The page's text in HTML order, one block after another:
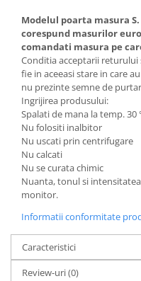
Modelul poarta masura
corespund masurilor
comandati masura pe
Conditia acceptarii returului
fie in aceeasi stare in care
nu prezinte semne de
Ingrijirea produsului:
Spalati de mana la temp. 30
Nu folositi inalbitor
Nu uscati prin centrifugare
Nu calcati
Nu se curata chimic
Nuanta, tonul si
monitor.
Informatii conformitate
Caracteristici
Review-uri(0)